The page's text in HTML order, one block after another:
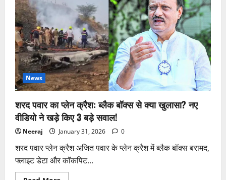
वी.
श्रीनिवासन
अचानक
निधन,
पीएम
मोदी
ने
फोन
कर
दिया
ढांढस
और
जताया
गहरा
शोक
News
शरद पवार का प्लेन क्रैश: ब्लैक बॉक्स से क्या खुलासा? नए
वीडियो ने खड़े किए 3 बड़े सवाल!
Neeraj January 31, 2026 0
शरद पवार प्लेन क्रैश अजित पवार के प्लेन क्रैश में ब्लैक बॉक्स बरामद,
फ्लाइट डेटा और कॉकपिट...